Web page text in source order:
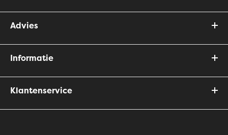
Advies
Informatie
Klantenservice